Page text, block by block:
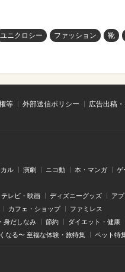
ユニクロシー ファッション 靴
等 外部送信ポリシー
広告出稿
ル 演劇 ニコ動 本・マンガ ゲ
テレビ・映画 ディズニーグッズ ア
カフェ・ショップ ファミレス
身だしなみ 節約 ダイエット・健康
なる〜 至福な体験・旅特集 ペット特